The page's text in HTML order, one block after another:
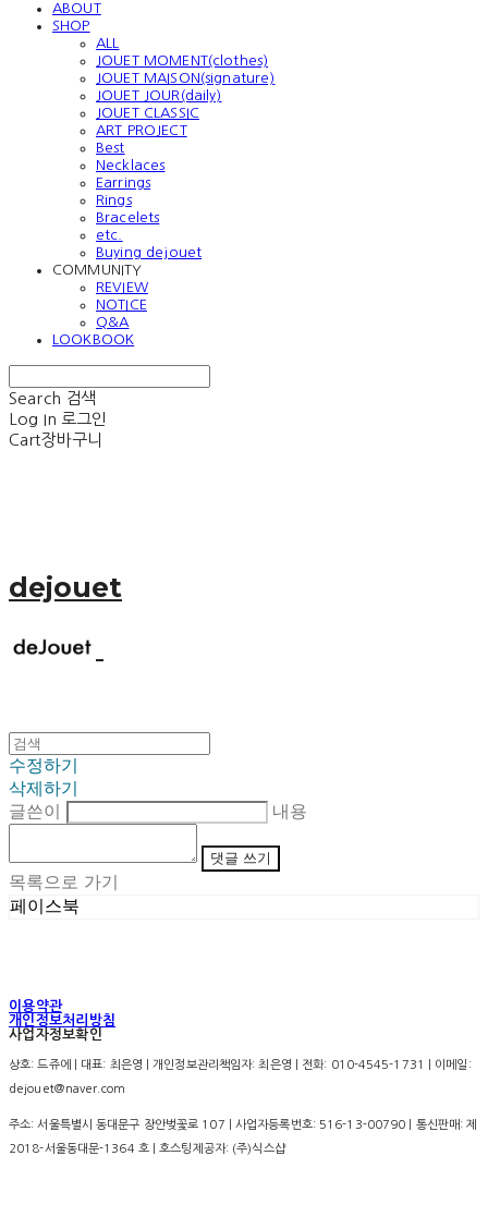
ABOUT
SHOP
ALL
JOUET MOMENT(clothes)
JOUET MAISON(signature)
JOUET JOUR(daily)
JOUET CLASSIC
ART PROJECT
Best
Necklaces
Earrings
Rings
Bracelets
etc.
Buying dejouet
COMMUNITY
REVIEW
NOTICE
Q&A
LOOKBOOK
Search 검색
Log In 로그인
Cart장바구니
dejouet
수정하기
삭제하기
글쓴이
내용
댓글 쓰기
목록으로 가기
페이스북
이용약관
개인정보처리방침
사업자정보확인
상호: 드쥬에 | 대표: 최은영 | 개인정보관리책임자: 최은영 | 전화: 010-4545-1731 | 이메일:
dejouet@naver.com
주소: 서울특별시 동대문구 장안벚꽃로 107 | 사업자등록번호: 516-13-00790 | 통신판매:제
2018-서울동대문-1364 호| 호스팅제공자: (주)식스샵